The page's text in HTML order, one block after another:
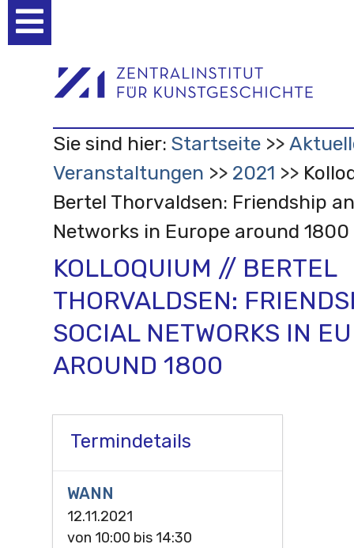
Werkzeuge
Sie sind hier: Startseite
Veranstaltungen
2021
Bertel Thorvaldsen: Friendship
Networks in Europe around 1800
KOLLOQUIUM // BERTEL
THORVALDSEN:
SOCIAL NETWORKS IN
AROUND 1800
Termindetails
WANN
12.11.2021
von 10:00 bis 14:30